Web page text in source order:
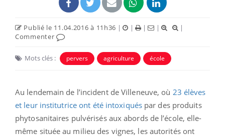
Publié le 11.04.2016 à 11h36 | | | |
|
Commenter
Mots clés : pervers agriculture école
Au lendemain de l’incident de Villeneuve, où 23 élèves
et leur institutrice ont été intoxiquéspar des produits
phytosanitaires pulvérisés aux abords de l’école, elle-
même située au milieu des vignes, les autorités ont